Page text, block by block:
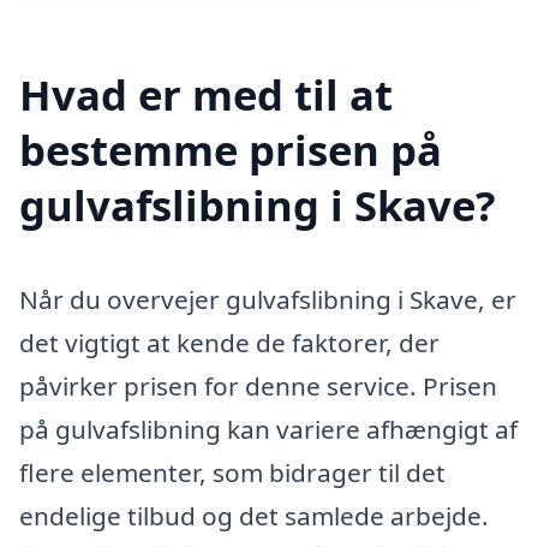
Hvad er med til at
bestemme prisen på
gulvafslibning i Skave?
Når du overvejer gulvafslibning i Skave, er
det vigtigt at kende de faktorer, der
påvirker prisen for denne service. Prisen
på gulvafslibning kan variere afhængigt af
flere elementer, som bidrager til det
endelige tilbud og det samlede arbejde.